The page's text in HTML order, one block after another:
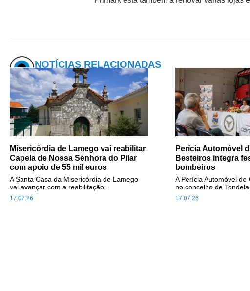
NOTÍCIAS RELACIONADAS
Misericórdia de Lamego vai reabilitar
Capela de Nossa Senhora do Pilar
com apoio de 55 mil euros
17.07.26
A Santa Casa da Misericórdia de Lamego
vai avançar com a reabilitação...
Perícia Automóvel
Besteiros integra
bombeiros
17.07.26
A Perícia Automóvel de
no concelho de